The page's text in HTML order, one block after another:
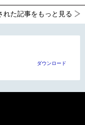
れた記事をもっと見る
ダウンロード